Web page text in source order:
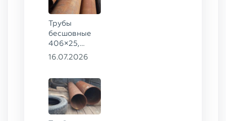
Трубы
бесшовные
406×25,
325×20,
09Г2С
16.07.2026